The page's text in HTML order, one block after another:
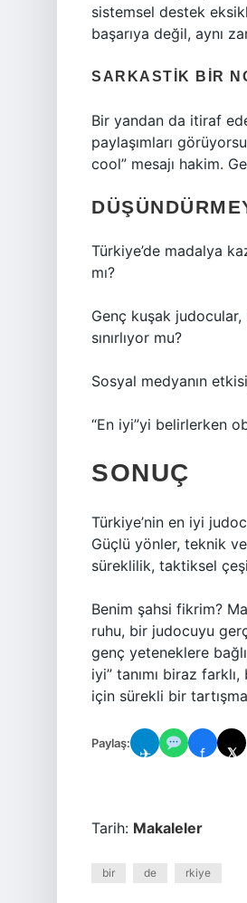
sistemsel destek
başarıya değil, aynı
SARKASTIK BIR
Bir yandan da itiraf
paylaşımları
cool” mesajı hakim.
Türkiye’de madalya
mı?
Genç kuşak judocular,
sınırlıyor mu?
Sosyal medyanın
“En iyi”yi belirlerken
SONUÇ
Türkiye’nin en iyi
Güçlü yönler, teknik
süreklilik, taktiksel
Benim şahsi fikrim?
ruhu, bir judocuyu
genç yeteneklere
iyi” tanımı biraz
için sürekli bir
Paylaş:
✈ f 𝕏
Tarih: Makaleler
bir de rkiye